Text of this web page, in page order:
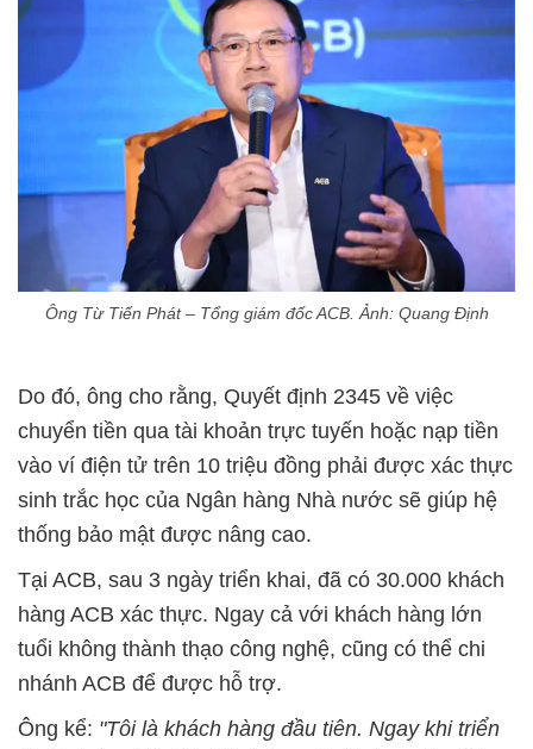
Ông Từ Tiến Phát – Tổng giám đốc ACB. Ảnh: Quang Định
Do đó, ông cho rằng, Quyết định 2345 về việc
chuyển tiền qua tài khoản trực tuyến hoặc nạp tiền
vào ví điện tử trên 10 triệu đồng phải được xác thực
sinh trắc học của Ngân hàng Nhà nước sẽ giúp hệ
thống bảo mật được nâng cao.
Tại ACB, sau 3 ngày triển khai, đã có 30.000 khách
hàng ACB xác thực. Ngay cả với khách hàng lớn
tuổi không thành thạo công nghệ, cũng có thể chi
nhánh ACB để được hỗ trợ.
Ông kể: "Tôi là khách hàng đầu tiên. Ngay khi triển